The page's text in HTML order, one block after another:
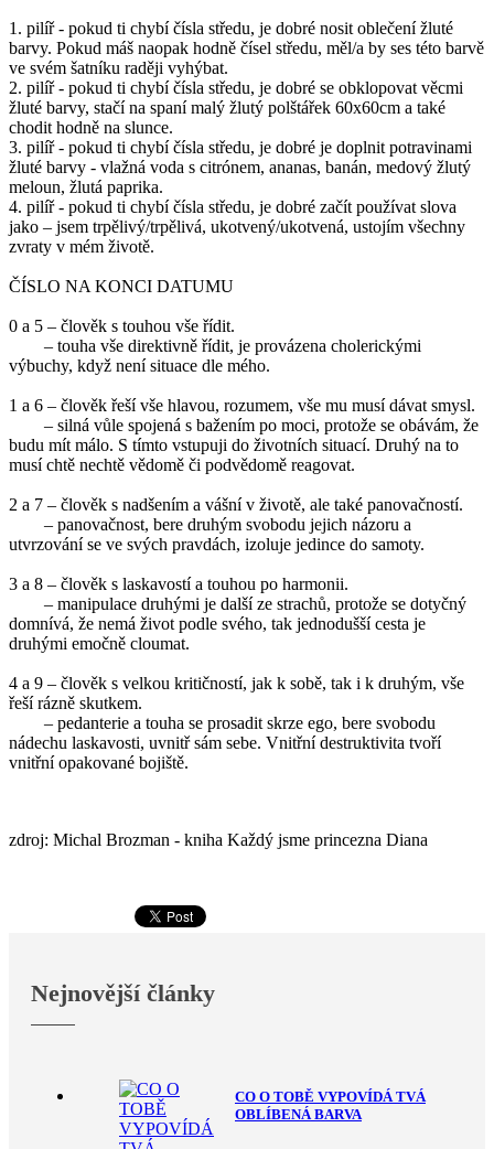
1. pilíř - pokud ti chybí čísla středu, je dobré nosit oblečení žluté
barvy. Pokud máš naopak hodně čísel středu, měl/a by ses této barvě
ve svém šatníku raději vyhýbat.
2. pilíř - pokud ti chybí čísla středu, je dobré se obklopovat věcmi
žluté barvy, stačí na spaní malý žlutý polštářek 60x60cm a také
chodit hodně na slunce.
3. pilíř - pokud ti chybí čísla středu, je dobré je doplnit potravinami
žluté barvy - vlažná voda s citrónem, ananas, banán, medový žlutý
meloun, žlutá paprika.
4. pilíř - pokud ti chybí čísla středu, je dobré začít používat slova
jako – jsem trpělivý/trpělivá, ukotvený/ukotvená, ustojím všechny
zvraty v mém životě.
ČÍSLO NA KONCI DATUMU
0 a 5 – člověk s touhou vše řídit.
– touha vše direktivně řídit, je provázena cholerickými
výbuchy, když není situace dle mého.
1 a 6 – člověk řeší vše hlavou, rozumem, vše mu musí dávat smysl.
– silná vůle spojená s bažením po moci, protože se obávám, že
budu mít málo. S tímto vstupuji do životních situací. Druhý na to
musí chtě nechtě vědomě či podvědomě reagovat.
2 a 7 – člověk s nadšením a vášní v životě, ale také panovačností.
– panovačnost, bere druhým svobodu jejich názoru a
utvrzování se ve svých pravdách, izoluje jedince do samoty.
3 a 8 – člověk s laskavostí a touhou po harmonii.
– manipulace druhými je další ze strachů, protože se dotyčný
domnívá, že nemá život podle svého, tak jednodušší cesta je
druhými emočně cloumat.
4 a 9 – člověk s velkou kritičností, jak k sobě, tak i k druhým, vše
řeší rázně skutkem.
– pedanterie a touha se prosadit skrze ego, bere svobodu
nádechu laskavosti, uvnitř sám sebe. Vnitřní destruktivita tvoří
vnitřní opakované bojiště.
zdroj: Michal Brozman - kniha Každý jsme princezna Diana
Nejnovější články
CO O TOBĚ VYPOVÍDÁ TVÁ
OBLÍBENÁ BARVA